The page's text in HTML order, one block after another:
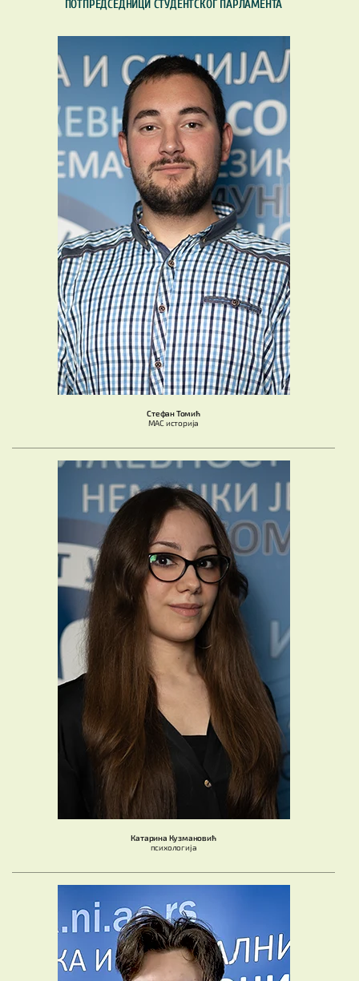
ПОТПРЕДСЕДНИЦИ СТУДЕНТСКОГ ПАРЛАМЕНТА
Стефан Томић
МАС историја
Катарина Кузмановић
психологија